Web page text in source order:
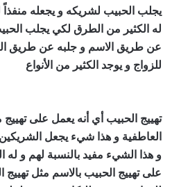
يجلب الحبيب لشريكه و يجعله منفذاً
له الكثير من الطرق لكي يجلب
عن طريق الاسم و جلبه عن طريق
للزواج و يوجد الكثير من الأنواع
تهييج الحبيب أي أنه يعمل على
العاطفية و هذا شيء يجعل
و هذا الشيء مفيد بالنسبة لهم و له
على تهييج الحبيب بالاسم مثل تهييج